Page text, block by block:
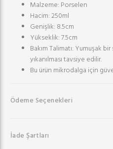
Malzeme: Porselen
Hacim: 250ml
Genişlik: 8.5cm
Yükseklik: 7.5cm
Bakım Talimatı: Yumuşak
yıkanılması tavsiye edilir.
Bu ürün mikrodalga için
Ödeme Seçenekleri
İade Şartları